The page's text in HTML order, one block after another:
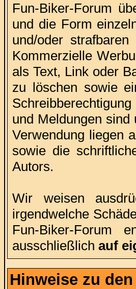
Fun-Biker-Forum
und die Form
und/oder
Kommerzielle
als Text, Link oder
zu löschen sowie
und Meldungen
Verwendung liegen
sowie die
Autors.
Wir weisen
irgendwelche
Fun-Biker-Forum
ausschließlich auf
Hinweise zu